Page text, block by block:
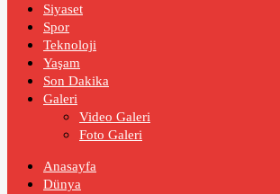
Siyaset
Spor
Teknoloji
Yaşam
Son Dakika
Galeri
Video Galeri
Foto Galeri
Anasayfa
Dünya